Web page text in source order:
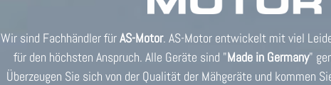
Wir sind Fachhändler fürAS-Motor. AS-Motor entwickelt mit viel
für den höchsten Anspruch. Alle Geräte sind "Made in Germany"
Überzeugen Sie sich von der Qualität der Mähgeräte und kommen